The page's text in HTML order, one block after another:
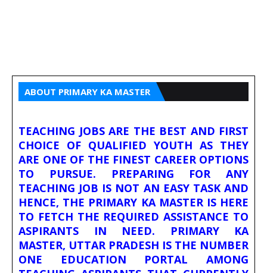
ABOUT PRIMARY KA MASTER
TEACHING JOBS ARE THE BEST AND FIRST
CHOICE OF QUALIFIED YOUTH AS THEY
ARE ONE OF THE FINEST CAREER OPTIONS
TO PURSUE. PREPARING FOR ANY
TEACHING JOB IS NOT AN EASY TASK AND
HENCE, THE PRIMARY KA MASTER IS HERE
TO FETCH THE REQUIRED ASSISTANCE TO
ASPIRANTS IN NEED. PRIMARY KA
MASTER, UTTAR PRADESH IS THE NUMBER
ONE EDUCATION PORTAL AMONG